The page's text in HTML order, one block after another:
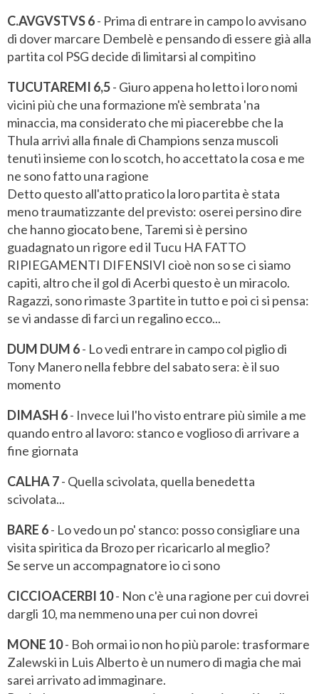
C.AVGVSTVS 6- Prima di entrare in campo lo avvisano
di dover marcare Dembelè e pensando di essere già alla
partita col PSG decide di limitarsi al compitino
TUCUTAREMI 6,5- Giuro appena ho letto i loro nomi
vicini più che una formazione m'è sembrata 'na
minaccia, ma considerato che mi piacerebbe che la
Thula arrivi alla finale di Champions senza muscoli
tenuti insieme con lo scotch, ho accettato la cosa e me
ne sono fatto una ragione
Detto questo all'atto pratico la loro partita è stata
meno traumatizzante del previsto: oserei persino dire
che hanno giocato bene, Taremi si è persino
guadagnato un rigore ed il Tucu HA FATTO
RIPIEGAMENTI DIFENSIVI cioè non so se ci siamo
capiti, altro che il gol di Acerbi questo è un miracolo.
Ragazzi, sono rimaste 3 partite in tutto e poi ci si pensa:
se vi andasse di farci un regalino ecco...
DUM DUM 6- Lo vedi entrare in campo col piglio di
Tony Manero nella febbre del sabato sera: è il suo
momento
DIMASH 6- Invece lui l'ho visto entrare più simile a me
quando entro al lavoro: stanco e voglioso di arrivare a
fine giornata
CALHA 7- Quella scivolata, quella benedetta
scivolata...
BARE 6- Lo vedo un po' stanco: posso consigliare una
visita spiritica da Brozo per ricaricarlo al meglio?
Se serve un accompagnatore io ci sono
CICCIOACERBI 10- Non c'è una ragione per cui dovrei
dargli 10, ma nemmeno una per cui non dovrei
MONE 10- Boh ormai io non ho più parole: trasformare
Zalewski in Luis Alberto è un numero di magia che mai
sarei arrivato ad immaginare.